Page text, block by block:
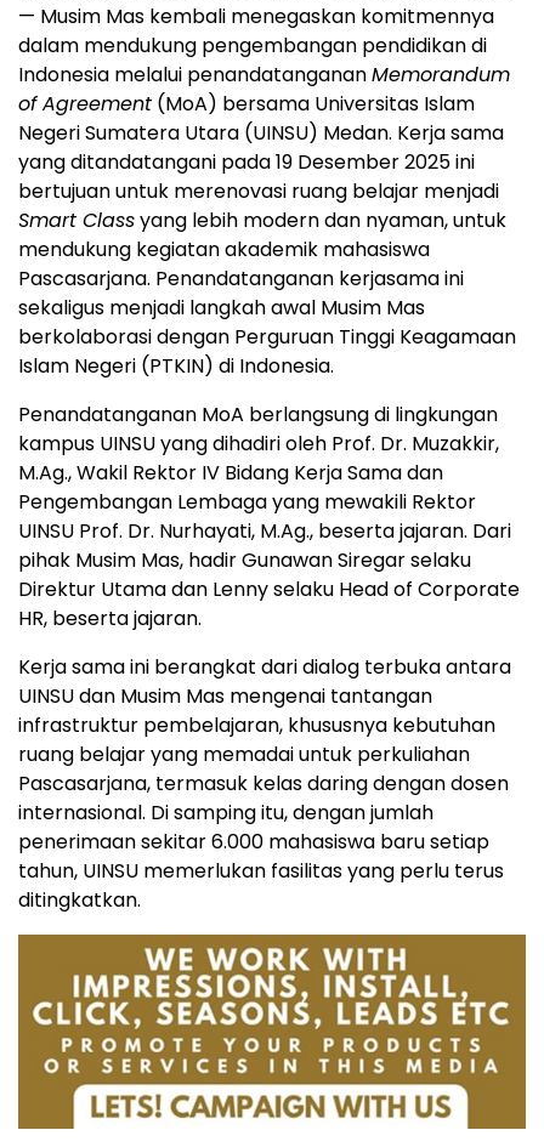
— Musim Mas kembali menegaskan komitmennya
dalam mendukung pengembangan pendidikan di
Indonesia melalui penandatangananMemorandum
of Agreement (MoA) bersama Universitas Islam
Negeri Sumatera Utara (UINSU) Medan. Kerja sama
yang ditandatangani pada 19 Desember 2025 ini
bertujuan untuk merenovasi ruang belajar menjadi
Smart Classyang lebih modern dan nyaman, untuk
mendukung kegiatan akademik mahasiswa
Pascasarjana. Penandatanganan kerjasama ini
sekaligus menjadi langkah awal Musim Mas
berkolaborasi dengan Perguruan Tinggi Keagamaan
Islam Negeri (PTKIN) di Indonesia.
Penandatanganan MoA berlangsung di lingkungan
kampus UINSU yang dihadiri oleh Prof. Dr. Muzakkir,
M.Ag., Wakil Rektor IV Bidang Kerja Sama dan
Pengembangan Lembaga yang mewakili Rektor
UINSU Prof. Dr. Nurhayati, M.Ag., beserta jajaran. Dari
pihak Musim Mas, hadirGunawan Siregarselaku
Direktur Utama dan Lenny selaku Head of Corporate
HR, beserta jajaran.
Kerja sama ini berangkat dari dialog terbuka antara
UINSU dan Musim Mas mengenai tantangan
infrastruktur pembelajaran, khususnya kebutuhan
ruang belajar yang memadai untuk perkuliahan
Pascasarjana, termasuk kelas daring dengan dosen
internasional. Di samping itu, dengan jumlah
penerimaan sekitar 6.000 mahasiswa baru setiap
tahun, UINSU memerlukan fasilitas yang perlu terus
ditingkatkan.